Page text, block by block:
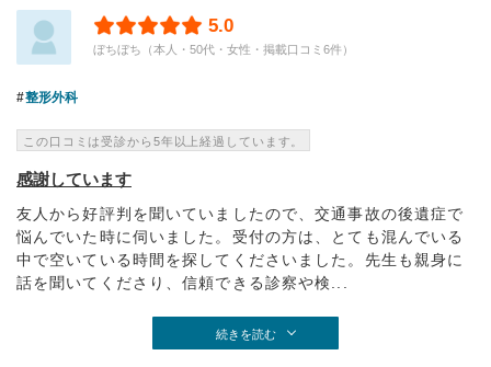
5.0
ぼちぼち（本人・50代・女性・掲載口コミ6件）
整形外科
この口コミは受診から5年以上経過しています。
感謝しています
友人から好評判を聞いていましたので、交通事故の後遺症で
悩んでいた時に伺いました。受付の方は、とても混んでいる
中で空いている時間を探してくださいました。先生も親身に
話を聞いてくださり、信頼できる診察や検...
続きを読む